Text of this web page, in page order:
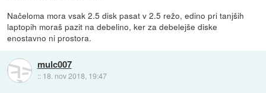
Načeloma mora vsak 2.5 disk pasat v 2.5 režo, edino pri tanjših
laptopih moraš pazit na debelino, ker za debelejše diske
enostavno ni prostora.
mulc007
:: 18. nov 2018, 19:47